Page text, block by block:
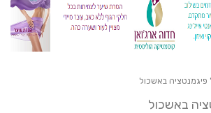
פיגמנטציה באשכול